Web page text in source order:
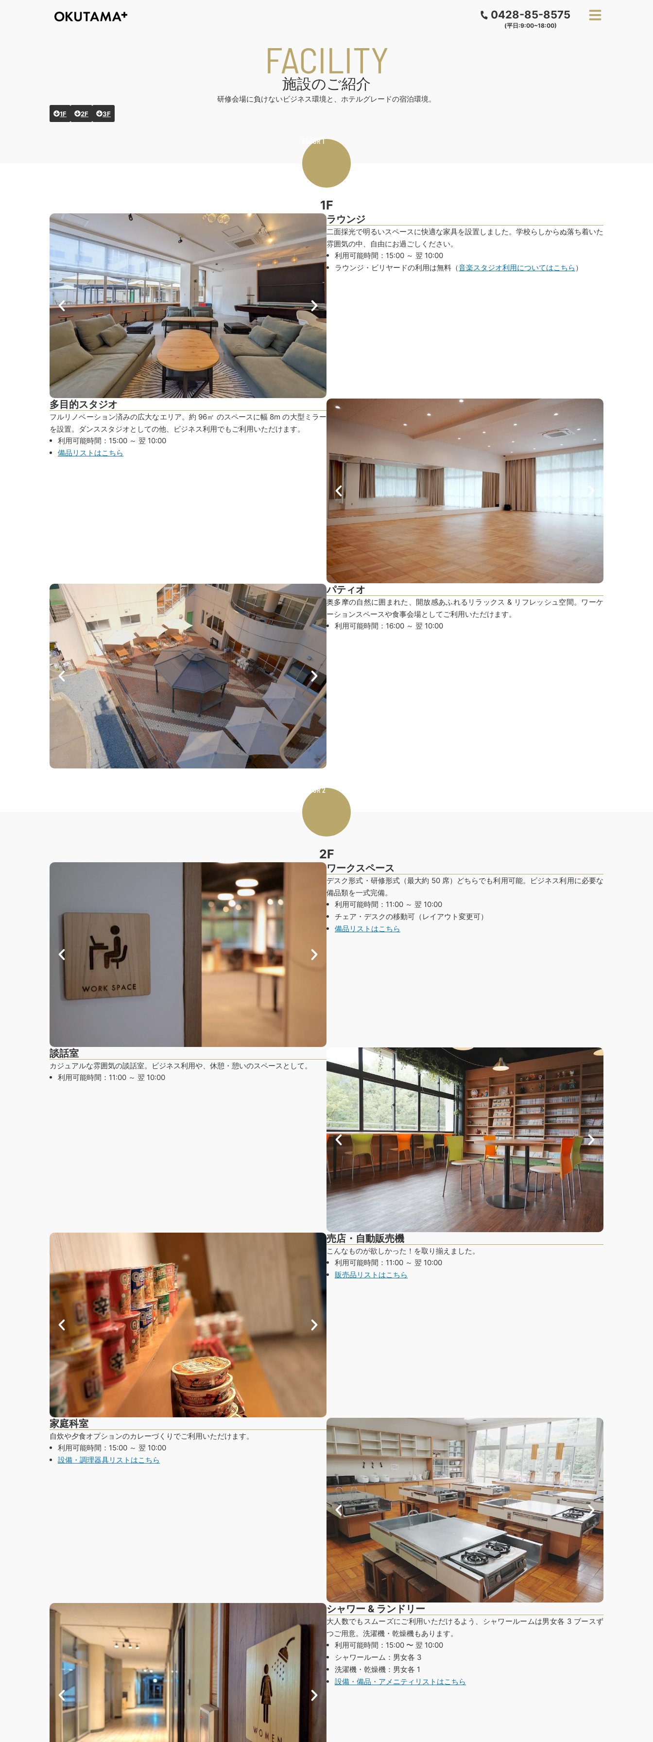
0428-85-8575
(平日:9:00~18:00)
FACILITY
施設のご紹介
研修会場に負けないビジネス環境と、ホテルグレードの宿泊環境。
1F 2F 3F
FLOOR 1
1F
ラウンジ
二面採光で明るいスペースに快適な家具を設置しました。学校らしからぬ落ち着いた
雰囲気の中、自由にお過ごしください。
利用可能時間：15:00 ～ 翌 10:00
ラウンジ・ビリヤードの利用は無料（音楽スタジオ利用についてはこちら ）
多目的スタジオ
フルリノベーション済みの広大なエリア。約 96㎡ のスペースに幅 8m の大型ミラー
を設置。ダンススタジオとしての他、ビジネス利用でもご利用いただけます。
利用可能時間：15:00 ～ 翌 10:00
備品リストはこちら
パティオ
奥多摩の自然に囲まれた、開放感あふれるリラックス & リフレッシュ空間。ワーケ
ーションスペースや食事会場としてご利用いただけます。
利用可能時間：16:00 ～ 翌 10:00
FLOOR 2
2F
ワークスペース
デスク形式・研修形式（最大約 50 席）どちらでも利用可能。ビジネス利用に必要な
備品類を一式完備。
利用可能時間：11:00 ～ 翌 10:00
チェア・デスクの移動可（レイアウト変更可）
備品リストはこちら
談話室
カジュアルな雰囲気の談話室。ビジネス利用や、休憩・憩いのスペースとして。
利用可能時間：11:00 ～ 翌 10:00
売店・自動販売機
こんなものが欲しかった！を取り揃えました。
利用可能時間：11:00 ～ 翌 10:00
販売品リストはこちら
家庭科室
自炊や夕食オプションのカレーづくりでご利用いただけます。
利用可能時間：15:00 ～ 翌 10:00
設備・調理器具リストはこちら
シャワー & ランドリー
大人数でもスムーズにご利用いただけるよう、シャワールームは男女各 3 ブースず
つご用意。洗濯機・乾燥機もあります。
利用可能時間：15:00 〜 翌 10:00
シャワールーム：男女各 3
洗濯機・乾燥機：男女各 1
設備・備品・アメニティリストはこちら